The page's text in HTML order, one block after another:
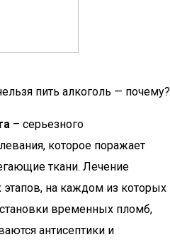
пить алкоголь — почему?
– серьезного
которое поражает
ткани. Лечение
этапов, на каждом из которых
временных пломб,
антисептики и